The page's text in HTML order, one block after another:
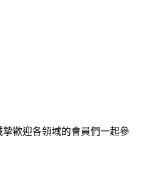
歡迎各領域的會員們一起參